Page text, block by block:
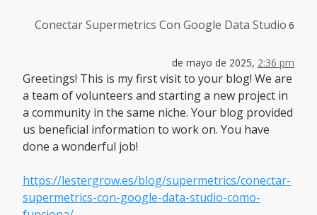
Conectar Supermetrics Con Google Data Studio 6
de mayo de 2025, 2:36 pm
Greetings! This is my first visit to your blog! We are
a team of volunteers and starting a new project in
a community in the same niche. Your blog provided
us beneficial information to work on. You have
done a wonderful job!
https://lestergrow.es/blog/supermetrics/conectar-
supermetrics-con-google-data-studio-como-